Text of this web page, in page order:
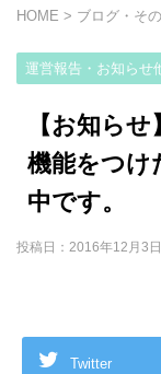
HOME > ブログ・そ
運営報告・お知らせ
【お知ら
機能をつけ
中です。
投稿日： 2016年12月3日
Twitter